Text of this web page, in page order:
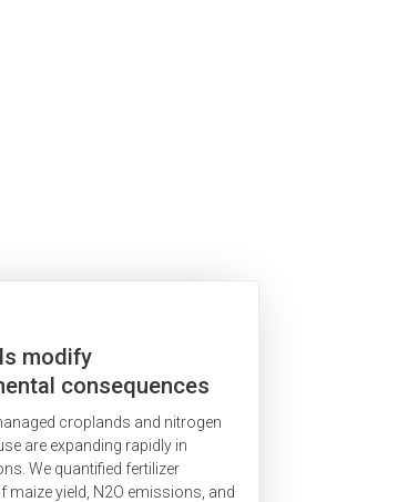
modify
consequences
nitrogen fertilizer
Amazon
croplands and nitrogen
are expanding rapidly in
We quantified fertilizer
maize yield, N2O emissions, and